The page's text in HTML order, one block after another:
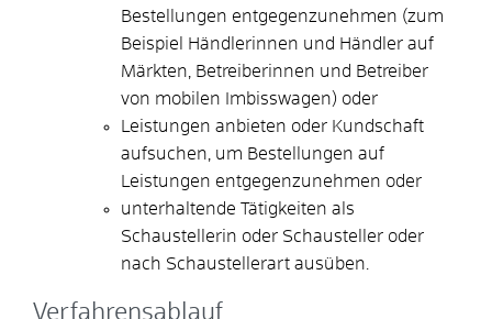
Bestellungen entgegenzunehmen (zum
Beispiel Händlerinnen und Händler auf
Märkten, Betreiberinnen und Betreiber
von mobilen Imbisswagen) oder
Leistungen anbieten oder Kundschaft
aufsuchen, um Bestellungen auf
Leistungen entgegenzunehmen oder
unterhaltende Tätigkeiten als
Schaustellerin oder Schausteller oder
nach Schaustellerart ausüben.
Verfahrensablauf